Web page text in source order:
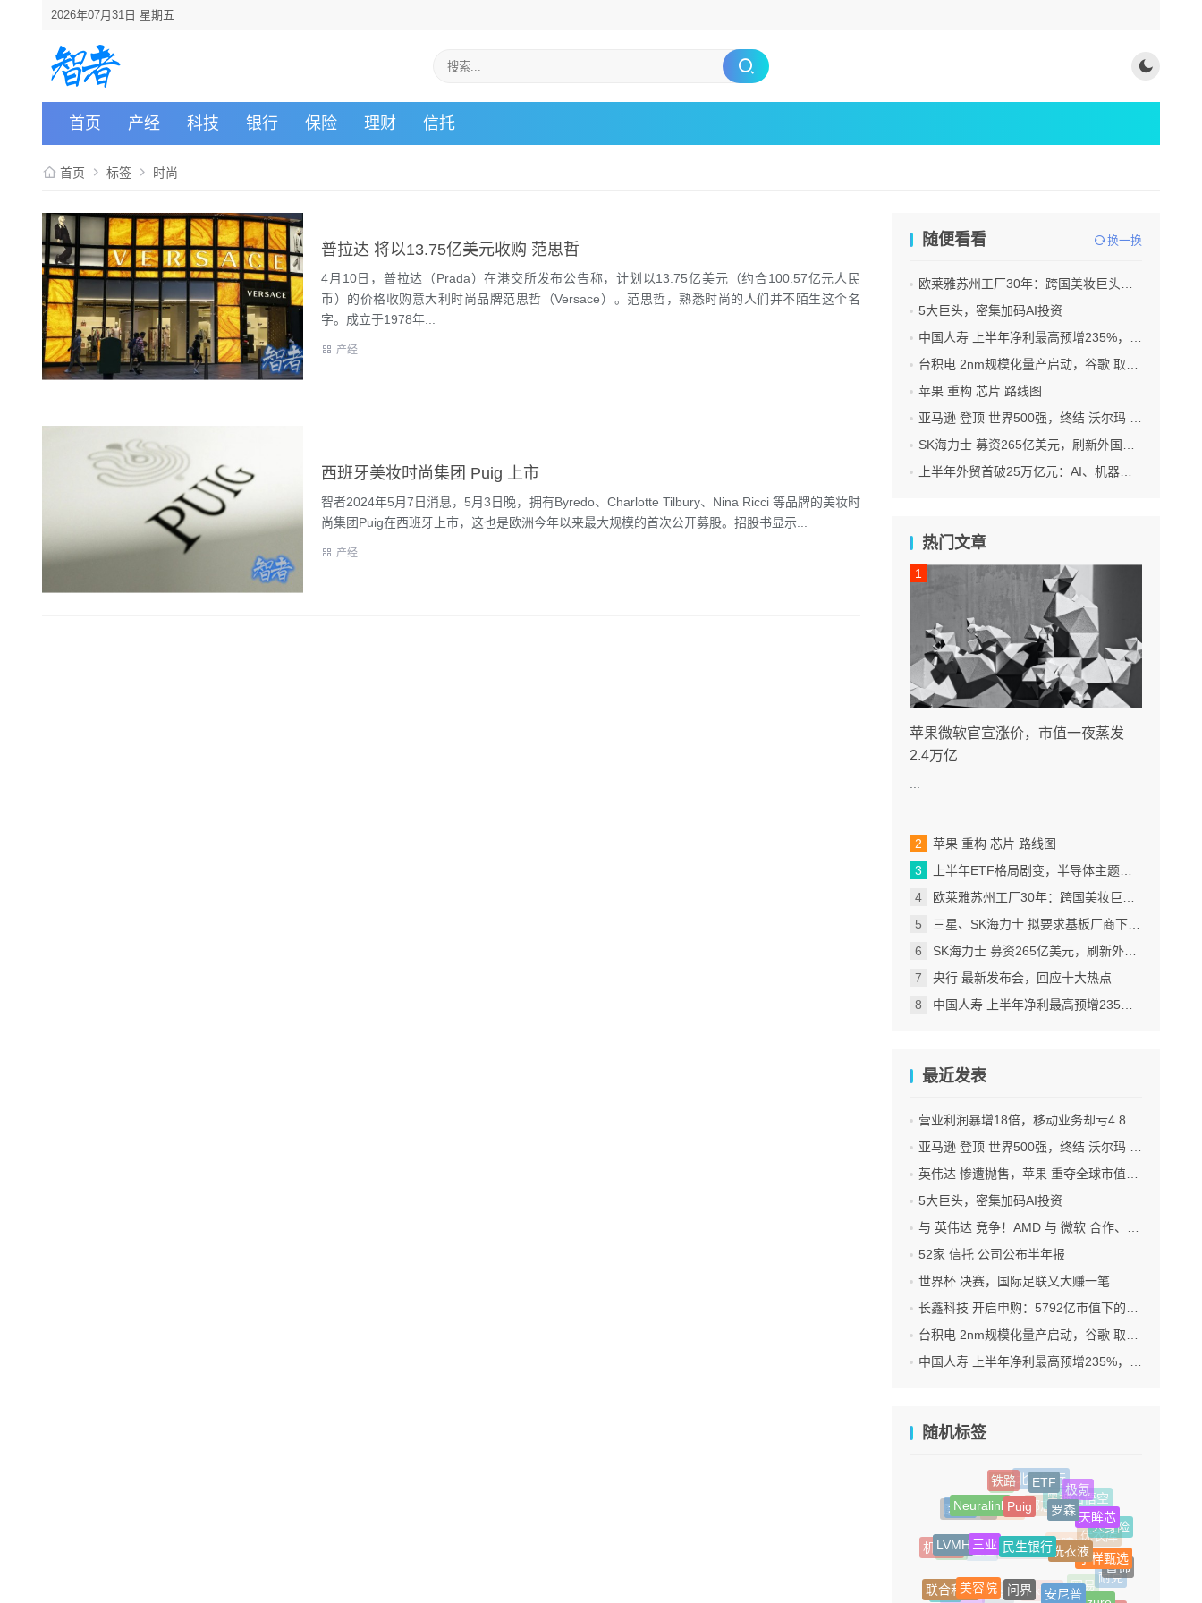
2026年07月31日 星期五
首页 产经 科技 银行 保险 理财 信托
首页 标签 时尚
普拉达 将以13.75亿美元收购 范思哲
4月10日，普拉达（Prada）在港交所发布公告称，计划以13.75亿美元（约合100.57亿元人民
币）的价格收购意大利时尚品牌范思哲（Versace）。范思哲，熟悉时尚的人们并不陌生这个名
字。成立于1978年...
产经
西班牙美妆时尚集团 Puig 上市
智者2024年5月7日消息，5月3日晚，拥有Byredo、Charlotte Tilbury、Nina Ricci 等品牌的美妆时
尚集团Puig在西班牙上市，这也是欧洲今年以来最大规模的首次公开募股。招股书显示...
产经
随便看看 换一换
欧莱雅苏州工厂30年：跨国美妆巨头的中国制造样本
5大巨头，密集加码AI投资
中国人寿 上半年净利最高预增235%，刷新纪录
台积电 2nm规模化量产启动，谷歌 取代苹果成首发客户
苹果 重构 芯片 路线图
亚马逊 登顶 世界500强，终结 沃尔玛 连续12年领跑纪录
SK海力士 募资265亿美元，刷新外国企业赴美IPO纪录
上半年外贸首破25万亿元：AI、机器人 成出口新引擎
热门文章
苹果微软官宣涨价，市值一夜蒸发
2.4万亿
苹果 重构 芯片 路线图
上半年ETF格局剧变，半导体主题包揽“翻倍基”
欧莱雅苏州工厂30年：跨国美妆巨头的中国制造样本
三星、SK海力士 拟要求基板厂商下半年降价
SK海力士 募资265亿美元，刷新外国企业赴美IPO纪录
央行 最新发布会，回应十大热点
中国人寿 上半年净利最高预增235%，刷新纪录
最近发表
营业利润暴增18倍，移动业务却亏4.85亿美元：三星 AI红利的另一面
亚马逊 登顶 世界500强，终结 沃尔玛 连续12年领跑纪录
英伟达 惨遭抛售，苹果 重夺全球市值第一，释放什么信号？
5大巨头，密集加码AI投资
与 英伟达 竞争！AMD 与 微软 合作、将交付机架级系统Helios
52家 信托 公司公布半年报
世界杯 决赛，国际足联又大赚一笔
长鑫科技 开启申购：5792亿市值下的一场资本狂欢
台积电 2nm规模化量产启动，谷歌 取代苹果成首发客户
中国人寿 上半年净利最高预增235%，刷新纪录
随机标签
北京银行
M4
铁路
ETF
极氪
黑神话悟空
郑志刚
互联网
摩根大通
永辉
NeuralinkPuig
罗森
天眸芯
人身险
优衣库
朱啸虎
五矿信托
维达
银行
机器人
LVMH三亚 民生银行洗衣液
小样甄选
首饰
耐克
网易
闲鱼
联合利华
美容院
安尼普
Azure